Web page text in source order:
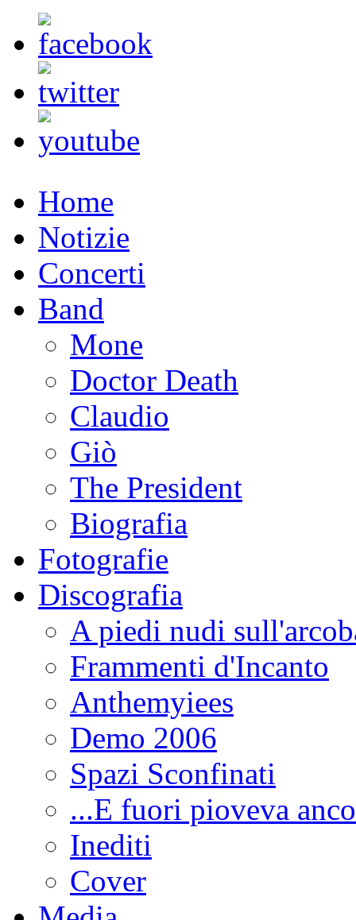
Home
Notizie
Concerti
Band
Mone
Doctor Death
Claudio
Giò
The President
Biografia
Fotografie
Discografia
A piedi nudi
Frammenti d'Incanto
Anthemyiees
Demo 2006
Spazi Sconfinati
...E fuori pioveva
Inediti
Cover